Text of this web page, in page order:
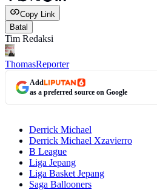
Copy Link
Batal
Tim Redaksi
ThomasReporter
Add
as a preferred source on Google
Derrick Michael
Derrick Michael Xzavierro
B League
Liga Jepang
Liga Basket Jepang
Saga Ballooners